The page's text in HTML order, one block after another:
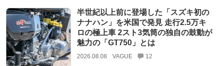
半世紀以上前に登場した「スズキ初の
ナナハン」を米国で発見 走行2.5万キ
ロの極上車 2スト3気筒の独自の鼓動が
魅力の「GT750」とは
2026.08.08 VAGUE 12